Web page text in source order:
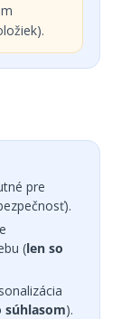
pre
(len so
súhlasom).